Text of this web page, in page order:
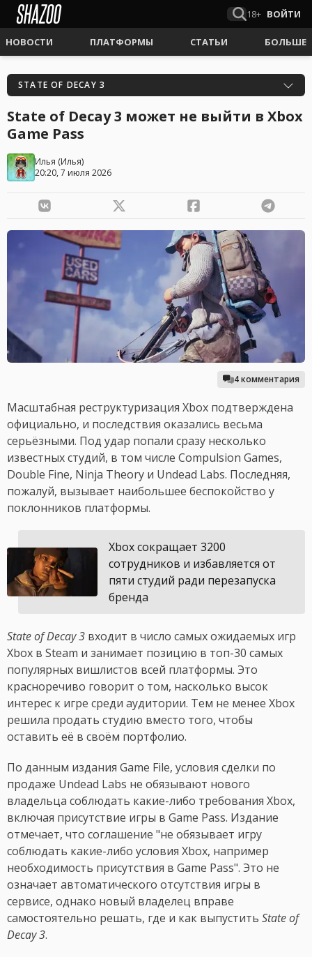
18+ ВОЙТИ
НОВОСТИ ПЛАТФОРМЫ СТАТЬИ БОЛЬШЕ
STATE OF DECAY 3
State of Decay 3 может не выйти в Xbox
Game Pass
Илья (Илья)
20:20, 7 июля 2026
4 комментария
Масштабная реструктуризация Xbox подтверждена
официально, и последствия оказались весьма
серьёзными. Под удар попали сразу несколько
известных студий, в том числе Compulsion Games,
Double Fine, Ninja Theory и Undead Labs. Последняя,
пожалуй, вызывает наибольшее беспокойство у
поклонников платформы.
Xbox сокращает 3200
сотрудников и избавляется от
пяти студий ради перезапуска
бренда
State of Decay 3 входит в число самых ожидаемых игр
Xbox в Steam и занимает позицию в топ-30 самых
популярных вишлистов всей платформы. Это
красноречиво говорит о том, насколько высок
интерес к игре среди аудитории. Тем не менее Xbox
решила продать студию вместо того, чтобы
оставить её в своём портфолио.
По данным издания Game File, условия сделки по
продаже Undead Labs не обязывают нового
владельца соблюдать какие-либо требования Xbox,
включая присутствие игры в Game Pass. Издание
отмечает, что соглашение "не обязывает игру
соблюдать какие-либо условия Xbox, например
необходимость присутствия в Game Pass". Это не
означает автоматического отсутствия игры в
сервисе, однако новый владелец вправе
самостоятельно решать, где и как выпустить State of
Decay 3.